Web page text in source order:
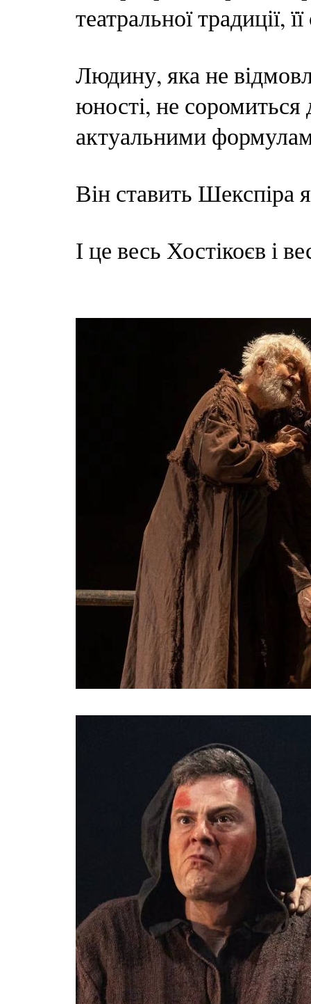
театральної традиції,
Людину, яка не
юності, не соромиться
актуальними
Він ставить Шекспіра
І це весь Хостікоєв і